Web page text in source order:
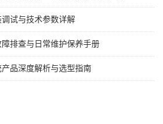
试与技术参数详解
排查与日常维护保养手册
品深度解析与选型指南